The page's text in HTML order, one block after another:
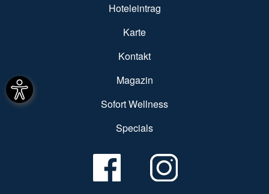
Hoteleintrag
Karte
Kontakt
Magazin
Sofort Wellness
Specials